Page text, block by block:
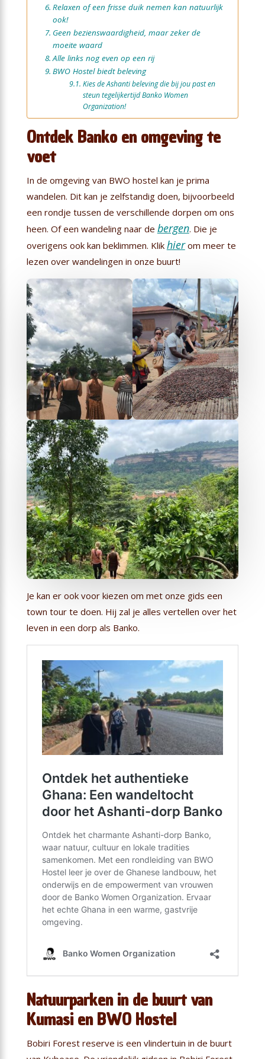
Relaxen of een frisse duik nemen kan natuurlijk
ook!
Geen bezienswaardigheid, maar zeker de
moeite waard
Alle links nog even op een rij
BWO Hostel biedt beleving
Kies de Ashanti beleving die bij jou past en
steun tegelijkertijd Banko Women
Organization!
Ontdek Banko en omgeving te
voet
In de omgeving van BWO hostel kan je prima
wandelen. Dit kan je zelfstandig doen, bijvoorbeeld
een rondje tussen de verschillende dorpen om ons
heen. Of een wandeling naar de bergen. Die je
overigens ook kan beklimmen. Klik hierom meer te
lezen over wandelingen in onze buurt!
Je kan er ook voor kiezen om met onze gids een
town tour te doen. Hij zal je alles vertellen over het
leven in een dorp als Banko.
Natuurparken in de buurt van
Kumasi en BWO Hostel
Bobiri Forest reserve is een vlindertuin in de buurt